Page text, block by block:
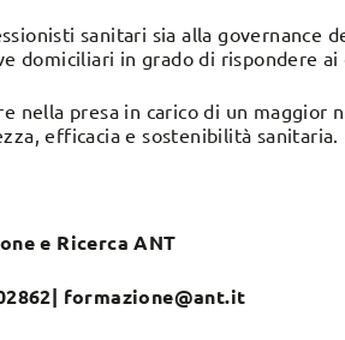
sanitari sia alla governance
domiciliari in grado di rispondere
nella presa in carico di un maggior
efficacia e sostenibilità sanitaria.
e Ricerca ANT
formazione@ant.it